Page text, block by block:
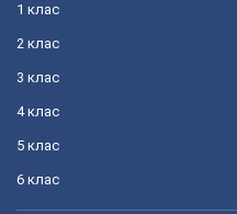
1 клас
2 клас
3 клас
4 клас
5 клас
6 клас